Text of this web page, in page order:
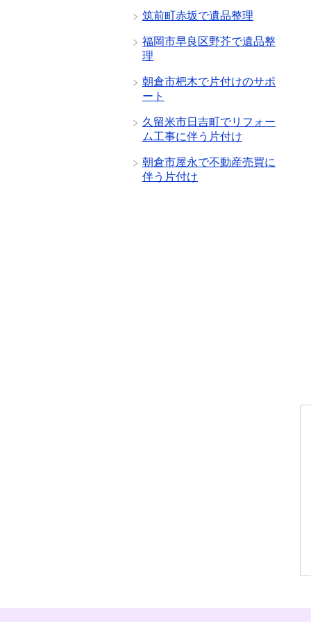
筑前町赤坂で遺品整理
福岡市早良区野芥で遺品整
理
朝倉市杷木で片付けのサポ
ート
久留米市日吉町でリフォー
ム工事に伴う片付け
朝倉市屋永で不動産売買に
伴う片付け